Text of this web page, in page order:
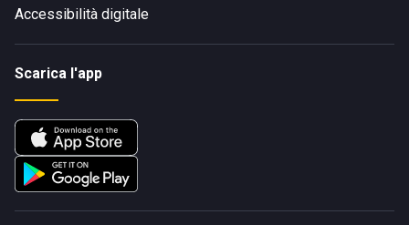
Accessibilità digitale
Scarica l'app